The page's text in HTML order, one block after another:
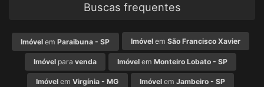
Buscas frequentes
Imóvel emParaibuna - SP Imóvelem São Francisco Xavier
Imóvelpara venda Imóvel emMonteiro Lobato - SP
Imóvel emVirgínia - MG Imóvelem Jambeiro - SP